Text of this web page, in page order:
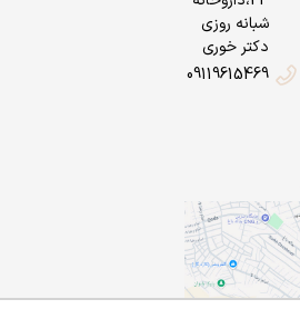
شبانه روزی
دکتر خوری
09119615469